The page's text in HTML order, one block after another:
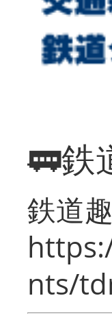
🚃鉄
鉄道
nts/